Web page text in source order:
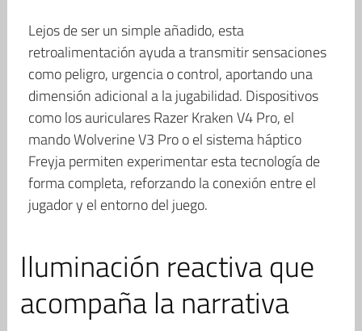
Lejos de ser un simple añadido, esta
retroalimentación ayuda a transmitir sensaciones
como peligro, urgencia o control, aportando una
dimensión adicional a la jugabilidad. Dispositivos
como los auriculares Razer Kraken V4 Pro, el
mando Wolverine V3 Pro o el sistema háptico
Freyja permiten experimentar esta tecnología de
forma completa, reforzando la conexión entre el
jugador y el entorno del juego.
Iluminación reactiva que
acompaña la narrativa